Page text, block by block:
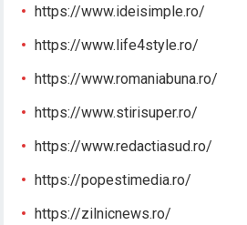
https://www.ideisimple.ro/
https://www.life4style.ro/
https://www.romaniabuna.ro/
https://www.stirisuper.ro/
https://www.redactiasud.ro/
https://popestimedia.ro/
https://zilnicnews.ro/